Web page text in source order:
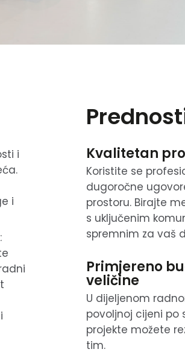
i
i
Kvalitetan
Koristite se
dugoročne
prostoru. Birajte
s uključenim
spremnim za vaš
Primjereno
veličine
U dijeljenom
povoljnoj cijeni po
projekte možete
tim.